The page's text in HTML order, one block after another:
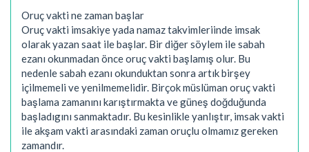
Oruç vakti ne zaman başlar
Oruç vakti imsakiye yada namaz takvimleriinde imsak
olarak yazan saat ile başlar. Bir diğer söylem ile sabah
ezanı okunmadan önce oruç vakti başlamış olur. Bu
nedenle sabah ezanı okunduktan sonra artık birşey
içilmemeli ve yenilmemelidir. Birçok müslüman oruç vakti
başlama zamanını karıştırmakta ve güneş doğduğunda
başladıgını sanmaktadır. Bu kesinlikle yanlıştır, imsak vakti
ile akşam vakti arasındaki zaman oruçlu olmamız gereken
zamandır.